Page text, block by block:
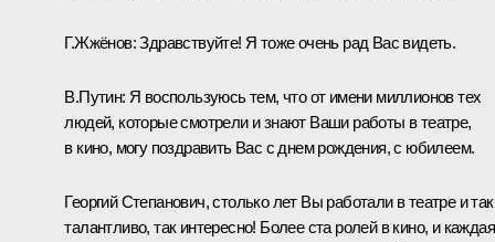
Г.Жжёнов: Здравствуйте! Я тоже очень рад Вас видеть.
В.Путин: Я воспользуюсь тем, что от имени миллионов тех
людей, которые смотрели и знают Ваши работы в театре,
в кино, могу поздравить Вас с днем рождения, с юбилеем.
Георгий Степанович, столько лет Вы работали в театре и так
талантливо, так интересно! Более ста ролей в кино, и каждая